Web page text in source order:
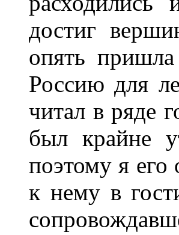
достиг
опять
Россию для
читал в ряде
был крайне
поэтому я его
к нему в